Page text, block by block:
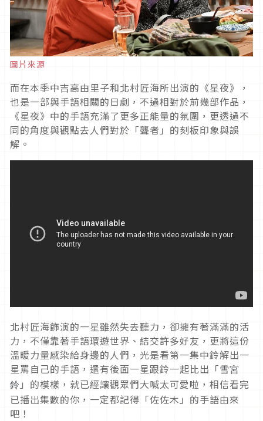
圖片來源
而在本季中吉高由里子和北村匠海所出演的《星夜》，
也是一部與手語相關的日劇，不過相對於前幾部作品，
《星夜》中的手語充滿了更多正能量的氛圍，更透過不
同的角度與觀點去人們對於「聾者」的刻板印象與誤
解。
北村匠海飾演的一星雖然失去聽力，卻擁有著滿滿的活
力，不僅靠著手語環遊世界、結交許多好友，更將這份
溫暖力量感染給身邊的人們，光是看第一集中鈴解出一
星罵自己的手語，還有後面一星跟鈴一起比出「雪宮
鈴 」的模樣，就已經讓觀眾們大喊太可愛啦，相信看完
已播出集數的你，一定都記得「佐佐木」的手語由來
吧！